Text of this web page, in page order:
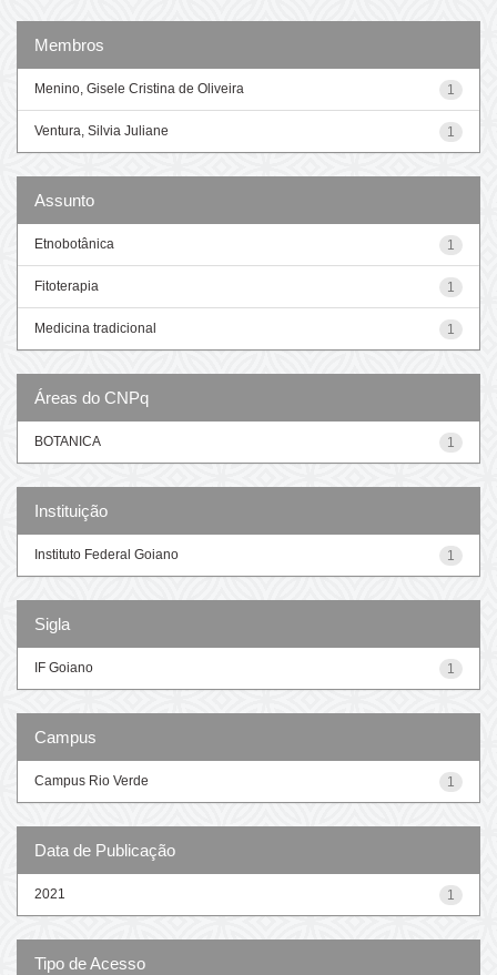
Membros
1
Menino, Gisele Cristina de Oliveira
1
Ventura, Silvia Juliane
Assunto
1
Etnobotânica
1
Fitoterapia
1
Medicina tradicional
Áreas do CNPq
1
BOTANICA
Instituição
1
Instituto Federal Goiano
Sigla
1
IF Goiano
Campus
1
Campus Rio Verde
Data de Publicação
1
2021
Tipo de Acesso